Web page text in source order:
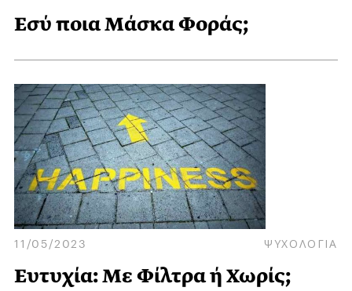
Εσύ ποια Μάσκα Φοράς;
11/05/2023 ΨΥΧΟΛΟΓΙΑ
Ευτυχία: Με Φίλτρα ή Χωρίς;